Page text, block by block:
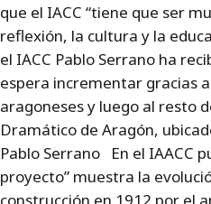
que el IACC “tiene que ser
reflexión, la cultura y la
el IACC Pablo Serrano ha
espera incrementar gracias
aragoneses y luego al resto
Dramático de Aragón,
Pablo Serrano En el IAACC
proyecto” muestra la